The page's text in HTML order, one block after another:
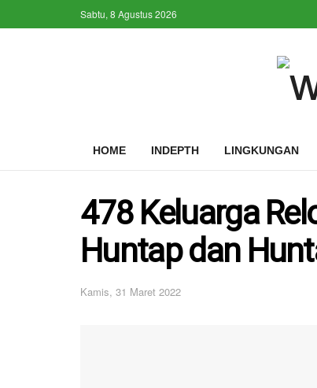
Sabtu, 8 Agustus 2026
HOME INDEPTH LINGKUNGAN
478 Keluarga
Huntap dan
Kamis, 31 Maret 2022